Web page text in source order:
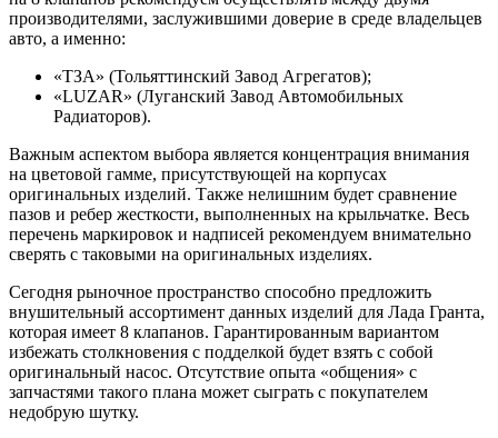
производителями, заслужившими доверие в среде владельцев
авто, а именно:
«ТЗА» (Тольяттинский Завод Агрегатов);
«LUZAR» (Луганский Завод Автомобильных
Радиаторов).
Важным аспектом выбора является концентрация внимания
на цветовой гамме, присутствующей на корпусах
оригинальных изделий. Также нелишним будет сравнение
пазов и ребер жесткости, выполненных на крыльчатке. Весь
перечень маркировок и надписей рекомендуем внимательно
сверять с таковыми на оригинальных изделиях.
Сегодня рыночное пространство способно предложить
внушительный ассортимент данных изделий для Лада Гранта,
которая имеет 8 клапанов. Гарантированным вариантом
избежать столкновения с подделкой будет взять с собой
оригинальный насос. Отсутствие опыта «общения» с
запчастями такого плана может сыграть с покупателем
недобрую шутку.